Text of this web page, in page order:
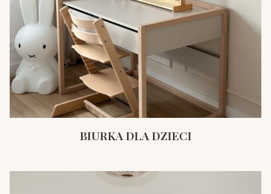
BIURKA DLA DZIECI